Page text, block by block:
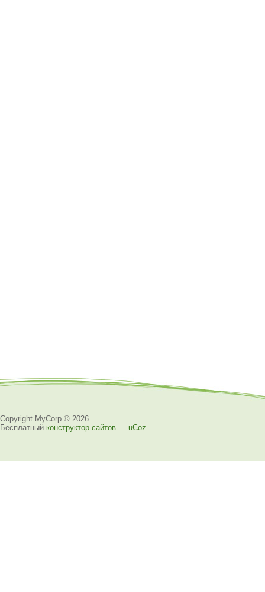
Copyright MyCorp © 2026
Бесплатный конструктор сайтов — uCoz